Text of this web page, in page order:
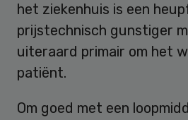
het ziekenhuis is een
prijstechnisch gunstiger
uiteraard primair om het
patiënt.
Om goed met een